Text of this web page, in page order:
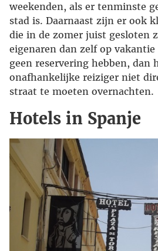
weekenden, als er tenminste
stad is. Daarnaast zijn er ook
die in de zomer juist gesloten
eigenaren dan zelf op
geen reservering hebben, dan
onafhankelijke reiziger niet
straat te moeten overnachten.
Hotels in Spanje